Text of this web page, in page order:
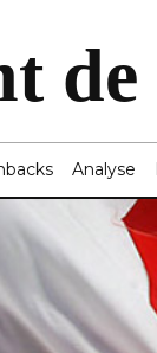
Analyse